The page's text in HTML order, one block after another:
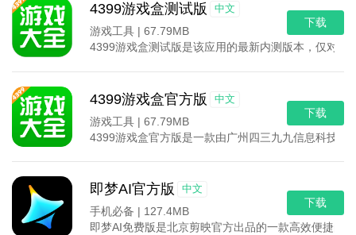
4399游戏盒测试版 中文
游戏工具 | 67.79MB
4399游戏盒测试版是该应用的最新内测版本，仅对
下载
4399游戏盒官方版 中文
游戏工具 | 67.79MB
4399游戏盒官方版是一款由广州四三九九信息科技
下载
即梦AI官方版 中文
手机必备 | 127.4MB
即梦AI免费版是北京剪映官方出品的一款高效便捷的
下载